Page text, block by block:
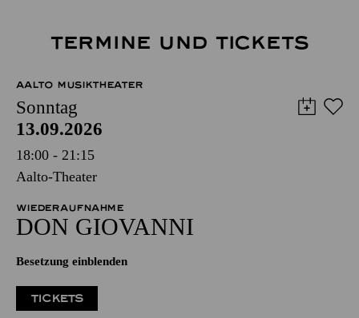
TERMINE UND TICKETS
AALTO MUSIKTHEATER
Sonntag
13.09.2026
18:00 - 21:15
Aalto-Theater
WIEDERAUFNAHME
DON GIO­VANNI
Besetzung einblenden
TICKETS